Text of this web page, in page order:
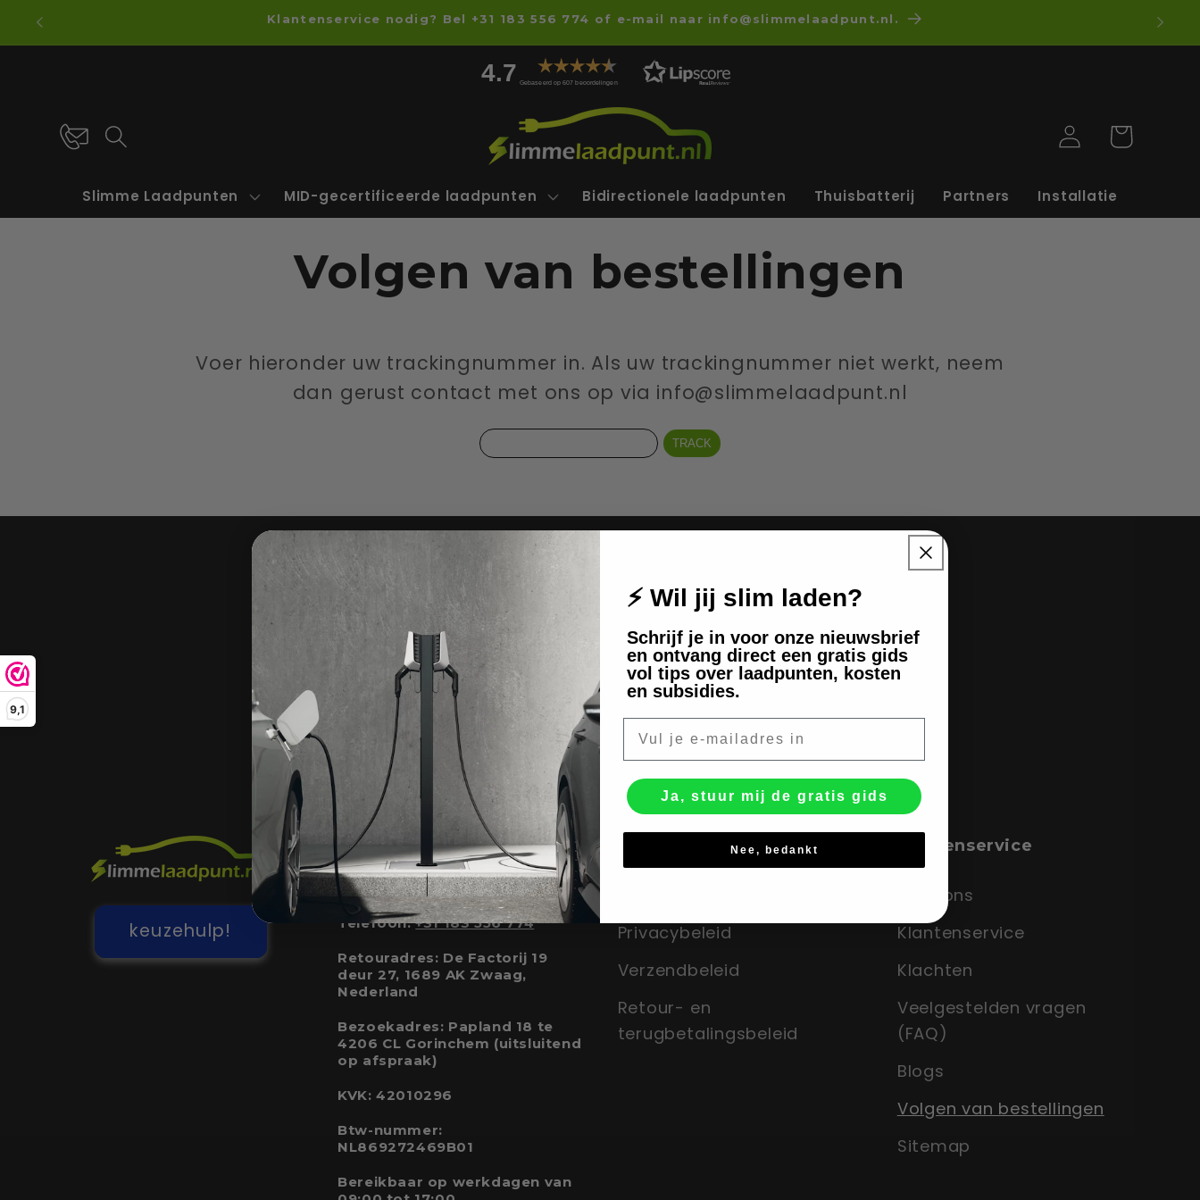
9,1
naar de
content
Klantenservice nodig? Bel +31 183 556 774 of e-mail naar info@slimmelaadpunt.nl.
4.7 Gebaseerd op 607 beoordelingen
Slimme Laadpunten MID-gecertificeerde laadpunten Bidirectionele laadpunten Thuisbatterij Partners Installatie
InloggenWinkelwagen
Volgen van bestellingen
Voer hieronder uw trackingnummer in. Als uw trackingnummer niet werkt, neem
dan gerust contact met ons op via info@slimmelaadpunt.nl
Abonneer u op onze e-mails
Wees als eerste op de hoogte van nieuwe collecties en exclusieve
aanbiedingen.
E‑mail
keuzehulp!
Contact
E-mail: info@slimmelaadpunt.nl
Telefoon:+31 183 556 774
Retouradres: De Factorij 19
deur 27, 1689 AK Zwaag,
Nederland
Bezoekadres: Papland 18 te
4206 CL Gorinchem (uitsluitend
op afspraak)
KVK: 42010296
Btw-nummer:
NL869272469B01
Bereikbaar op werkdagen van
Privacybeleid
Verzendbeleid
Retour- en
terugbetalingsbeleid
Klantenservice
Over ons
Klantenservice
Klachten
Veelgestelden vragen
(FAQ)
Blogs
Volgen van bestellingen
Sitemap
⚡ Wil jij slim laden?
Schrijf je in voor onze nieuwsbrief
en ontvang direct een gratis gids
vol tips over laadpunten, kosten
en subsidies.
Ja, stuur mij de gratis gids
Nee, bedankt